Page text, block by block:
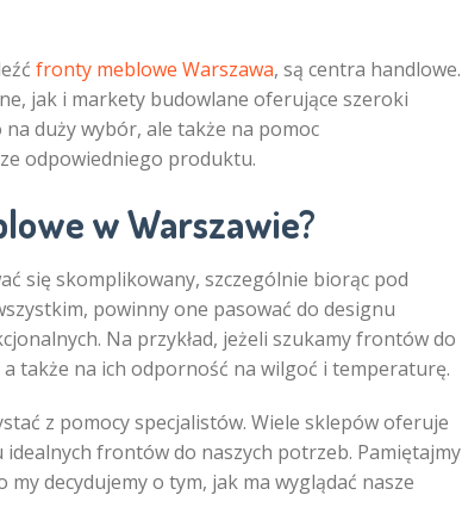
fronty meblowe Warszawa, są centra handlowe.
jak i markety budowlane oferujące szeroki
duży wybór, ale także na pomoc
odpowiedniego produktu.
w Warszawie?
się skomplikowany, szczególnie biorąc pod
powinny one pasować do designu
Na przykład, jeżeli szukamy frontów do
także na ich odporność na wilgoć i temperaturę.
z pomocy specjalistów. Wiele sklepów oferuje
frontów do naszych potrzeb. Pamiętajmy
decydujemy o tym, jak ma wyglądać nasze